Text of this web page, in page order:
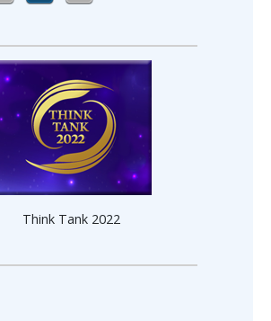
Think Tank 2022